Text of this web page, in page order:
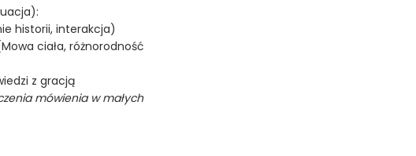
historii, interakcja)
ciała, różnorodność
z gracją
mówienia w małych